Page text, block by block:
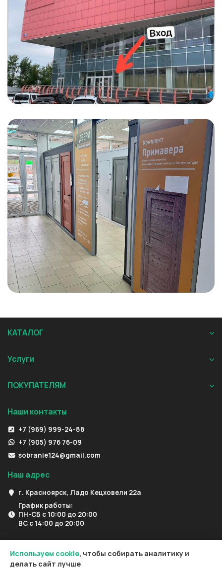
КАТАЛОГ
Услуги
ПОКУПАТЕЛЯМ
Наши контакты
+7 (969) 999-24-88
+7 (905) 976 76-09
sobranie124@gmail.com
Наш адрес
г. Красноярск, Ладо Кецховели 22а
График работы:
ПН-СБ с 10:00 до 20:00
ВС с 14:00 до 20:00
Используем cookie, чтобы собирать аналитику и
делать сайт лучше